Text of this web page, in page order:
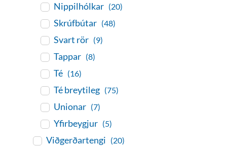
Nippilhólkar (20)
Skrúfbútar (48)
Svart rör (9)
Tappar (8)
Té (16)
Té breytileg (75)
Unionar (7)
Yfirbeygjur (5)
Viðgerðartengi (20)